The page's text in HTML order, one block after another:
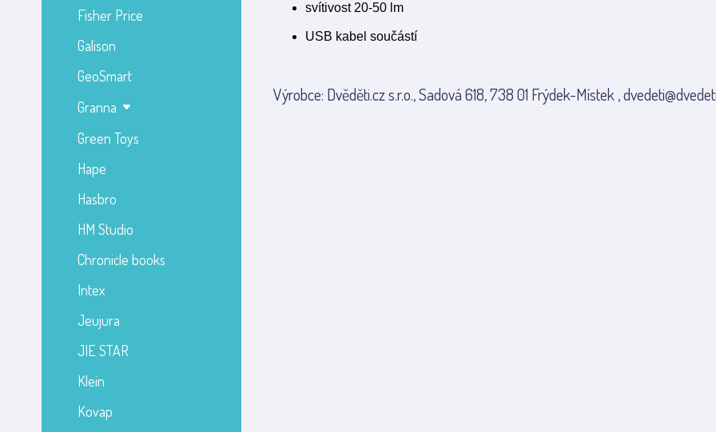
Fisher Price
Galison
GeoSmart
Granna
Green Toys
Hape
Hasbro
HM Studio
Chronicle books
Intex
Jeujura
JIE STAR
Klein
Kovap
svítivost 20-50 lm
USB kabel součástí
Výrobce: Dvěděti.cz s.r.o., Sadová 618, 738 01 Frýdek-Místek ,